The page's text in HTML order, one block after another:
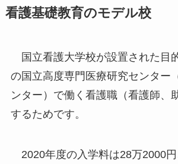
看護基礎教育のモデル校
国立看護大学校が設置された目
の国立高度専門医療研究センター
ンター）で働く看護職（看護師、
するためです。
2020年度の入学料は28万2000